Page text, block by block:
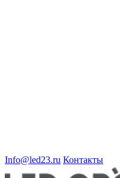
Info@led23.ru Контакты